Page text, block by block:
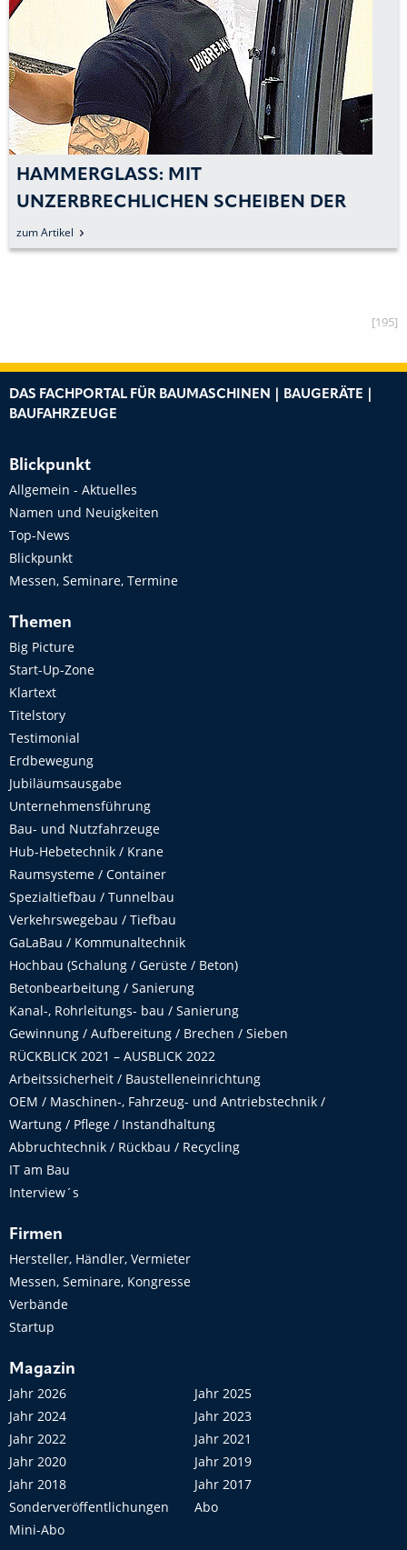
HAMMERGLASS: MIT
UNZERBRECHLICHEN SCHEIBEN DER
FAHRERSICHERHEIT MEHR PRIORITÄT
EINRÄUMEN
zum Artikel
[195]
DAS FACHPORTAL FÜR BAUMASCHINEN | BAUGERÄTE |
BAUFAHRZEUGE
Blickpunkt
Allgemein - Aktuelles
Namen und Neuigkeiten
Top-News
Blickpunkt
Messen, Seminare, Termine
Themen
Big Picture
Start-Up-Zone
Klartext
Titelstory
Testimonial
Erdbewegung
Jubiläumsausgabe
Unternehmensführung
Bau- und Nutzfahrzeuge
Hub-Hebetechnik / Krane
Raumsysteme / Container
Spezialtiefbau / Tunnelbau
Verkehrswegebau / Tiefbau
GaLaBau / Kommunaltechnik
Hochbau (Schalung / Gerüste / Beton)
Betonbearbeitung / Sanierung
Kanal-, Rohrleitungs- bau / Sanierung
Gewinnung / Aufbereitung / Brechen / Sieben
RÜCKBLICK 2021 – AUSBLICK 2022
Arbeitssicherheit / Baustelleneinrichtung
OEM / Maschinen-, Fahrzeug- und Antriebstechnik /
Wartung / Pflege / Instandhaltung
Abbruchtechnik / Rückbau / Recycling
IT am Bau
Interview´s
Firmen
Hersteller, Händler, Vermieter
Messen, Seminare, Kongresse
Verbände
Startup
Magazin
Jahr 2026
Jahr 2025
Jahr 2024
Jahr 2023
Jahr 2022
Jahr 2021
Jahr 2020
Jahr 2019
Jahr 2018
Jahr 2017
Sonderveröffentlichungen
Abo
Mini-Abo